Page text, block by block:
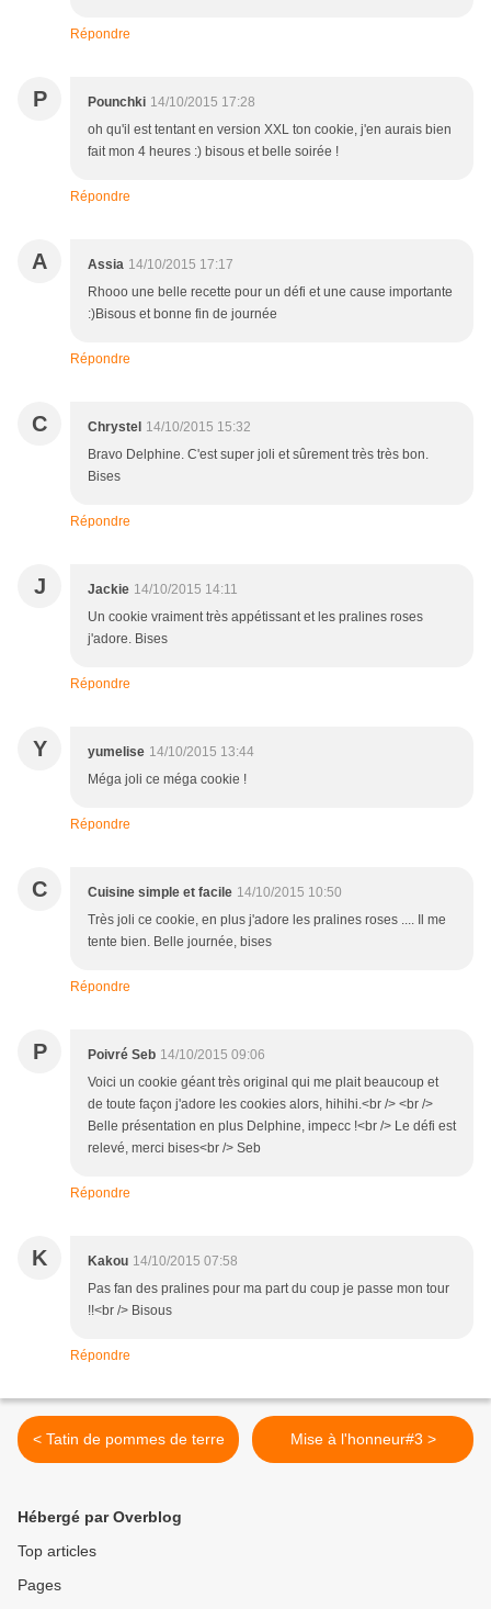
Répondre
P Pounchki 14/10/2015 17:28
oh qu'il est tentant en version XXL ton cookie, j'en aurais bien
fait mon 4 heures :) bisous et belle soirée !
Répondre
A Assia 14/10/2015 17:17
Rhooo une belle recette pour un défi et une cause importante
:)Bisous et bonne fin de journée
Répondre
C Chrystel 14/10/2015 15:32
Bravo Delphine. C'est super joli et sûrement très très bon.
Bises
Répondre
J Jackie 14/10/2015 14:11
Un cookie vraiment très appétissant et les pralines roses
j'adore. Bises
Répondre
Y yumelise 14/10/2015 13:44
Méga joli ce méga cookie !
Répondre
C Cuisine simple et facile 14/10/2015 10:50
Très joli ce cookie, en plus j'adore les pralines roses .... Il me
tente bien. Belle journée, bises
Répondre
P Poivré Seb 14/10/2015 09:06
Voici un cookie géant très original qui me plait beaucoup et
de toute façon j'adore les cookies alors, hihihi.<br /> <br />
Belle présentation en plus Delphine, impecc !<br /> Le défi est
relevé, merci bises<br /> Seb
Répondre
K Kakou 14/10/2015 07:58
Pas fan des pralines pour ma part du coup je passe mon tour
!!<br /> Bisous
Répondre
< Tatin de pommes de terre Mise à l'honneur#3 >
Hébergé par Overblog
Top articles
Pages